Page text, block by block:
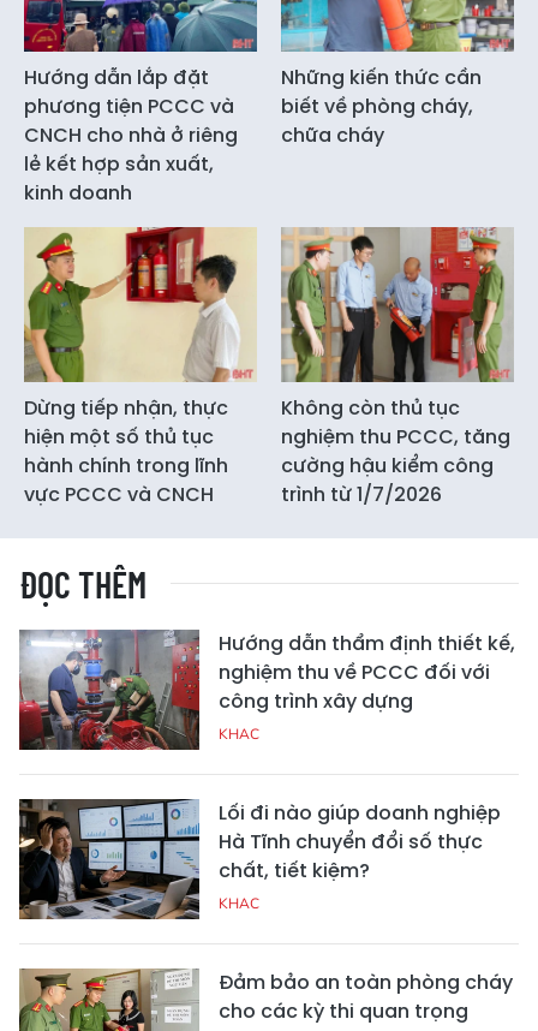
Hướng dẫn lắp đặt
phương tiện PCCC và
CNCH cho nhà ở riêng
lẻ kết hợp sản xuất,
kinh doanh
Những kiến thức cần
biết về phòng cháy,
chữa cháy
Dừng tiếp nhận, thực
hiện một số thủ tục
hành chính trong lĩnh
vực PCCC và CNCH
Không còn thủ tục
nghiệm thu PCCC, tăng
cường hậu kiểm công
trình từ 1/7/2026
ĐỌC THÊM
Hướng dẫn thẩm định thiết kế,
nghiệm thu về PCCC đối với
công trình xây dựng
KHAC
Lối đi nào giúp doanh nghiệp
Hà Tĩnh chuyển đổi số thực
chất, tiết kiệm?
KHAC
Đảm bảo an toàn phòng cháy
cho các kỳ thi quan trọng